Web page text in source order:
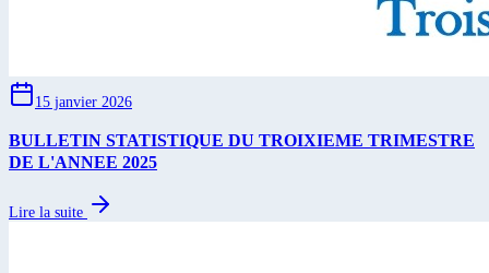
15 janvier 2026
BULLETIN STATISTIQUE DU TROIXIEME TRIMESTRE
DE L'ANNEE 2025
Lire la suite